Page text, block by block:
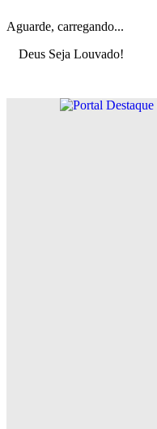
Aguarde, carregando...
Deus Seja Louvado!